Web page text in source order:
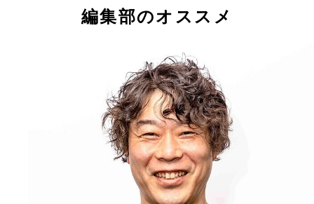
今週のギャンブル格言【外れるのが当たり前の気
取り組む方が、当たった時の喜びは大きい】
編集部のオススメ